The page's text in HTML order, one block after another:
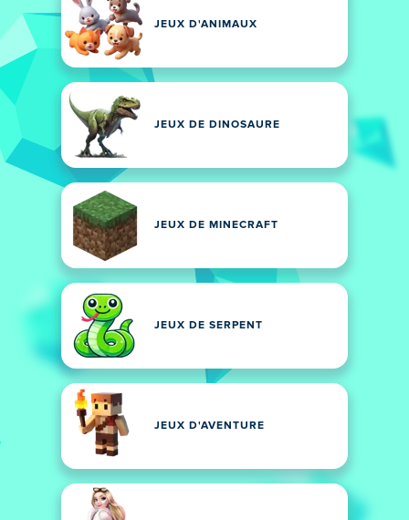
JEUX D'ANIMAUX
JEUX DE DINOSAURE
JEUX DE MINECRAFT
JEUX DE SERPENT
JEUX D'AVENTURE